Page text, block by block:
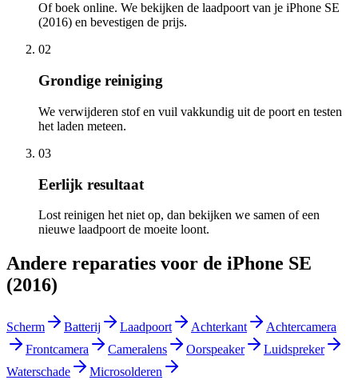
Of boek online. We bekijken de laadpoort van je iPhone SE
(2016) en bevestigen de prijs.
02
Grondige reiniging
We verwijderen stof en vuil vakkundig uit de poort en testen
het laden meteen.
03
Eerlijk resultaat
Lost reinigen het niet op, dan bekijken we samen of een
nieuwe laadpoort de moeite loont.
Andere reparaties voor de iPhone SE
(2016)
Scherm Batterij Laadpoort Achterkant
Achtercamera
Frontcamera
Cameralens Oorspeaker
Luidspreker
Waterschade
Microsolderen